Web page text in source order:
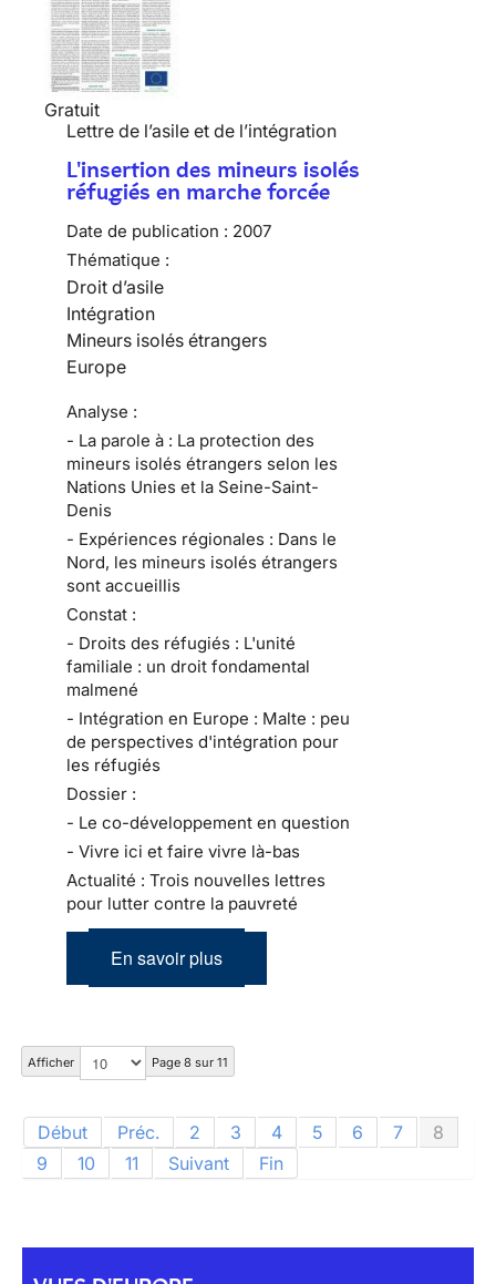
Gratuit
Lettre de l’asile et de l’intégration
L'insertion des mineurs isolés
réfugiés en marche forcée
Date de publication : 2007
Thématique :
Droit d’asile
Intégration
Mineurs isolés étrangers
Europe
Analyse :
- La parole à : La protection des
mineurs isolés étrangers selon les
Nations Unies et la Seine-Saint-
Denis
- Expériences régionales : Dans le
Nord, les mineurs isolés étrangers
sont accueillis
Constat :
- Droits des réfugiés : L'unité
familiale : un droit fondamental
malmené
- Intégration en Europe : Malte : peu
de perspectives d'intégration pour
les réfugiés
Dossier :
- Le co-développement en question
- Vivre ici et faire vivre là-bas
Actualité : Trois nouvelles lettres
pour lutter contre la pauvreté
En savoir plus
Afficher Page 8 sur 11
Début Préc. 2 3 4 5 6 7
8
9
10 11 Suivant Fin